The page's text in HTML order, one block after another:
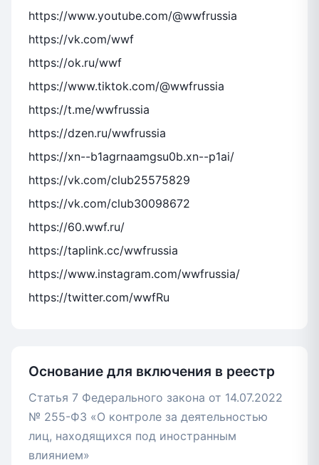
https://www.youtube.com/@wwfrussia
https://vk.com/wwf
https://ok.ru/wwf
https://www.tiktok.com/@wwfrussia
https://t.me/wwfrussia
https://dzen.ru/wwfrussia
https://xn--b1agrnaamgsu0b.xn--p1ai/
https://vk.com/club25575829
https://vk.com/club30098672
https://60.wwf.ru/
https://taplink.cc/wwfrussia
https://www.instagram.com/wwfrussia/
https://twitter.com/wwfRu
Основание для включения в реестр
Статья 7 Федерального закона от 14.07.2022
№ 255-ФЗ «О контроле за деятельностью
лиц, находящихся под иностранным
влиянием»